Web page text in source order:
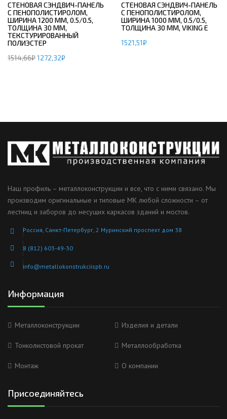
СТЕНОВАЯ СЭНДВИЧ-ПАНЕЛЬ
С ПЕНОПОЛИСТИРОЛОМ,
ШИРИНА 1200 ММ, 0.5/0.5,
ТОЛЩИНА 30 ММ,
ТЕКСТУРИРОВАННЫЙ
ПОЛИЭСТЕР
1514,66₽1272,32₽
СТЕНОВАЯ СЭНДВИЧ-ПАНЕЛЬ
С ПЕНОПОЛИСТИРОЛОМ,
ШИРИНА 1000 ММ, 0.5/0.5,
ТОЛЩИНА 30 ММ, VIKING E
1521,51₽
Наш профиль – металлоконструкции и все, что с ними связано. Мы
производим оригинальные и типовые МК любой сложности – от
лестниц и заборов до несущих каркасов зданий и мостов.
Россия, Санкт-Петербург, 2 Муринский проспект дом 38
8 (812) 603-49-30
info@metallokonstrukciispb.ru
Информация
Металлоконструкции Изделия и детали
Тонколистовой прокат Металлообработка
Монтаж О компании
Присоединяйтесь